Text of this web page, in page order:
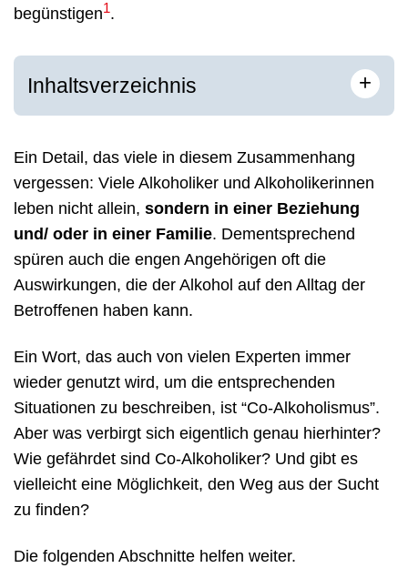
begünstigen1.
Inhaltsverzeichnis +
Ein Detail, das viele in diesem Zusammenhang
vergessen: Viele Alkoholiker und Alkoholikerinnen
leben nicht allein, sondern in einer Beziehung
und/ oder in einer Familie. Dementsprechend
spüren auch die engen Angehörigen oft die
Auswirkungen, die der Alkohol auf den Alltag der
Betroffenen haben kann.
Ein Wort, das auch von vielen Experten immer
wieder genutzt wird, um die entsprechenden
Situationen zu beschreiben, ist “Co-Alkoholismus”.
Aber was verbirgt sich eigentlich genau hierhinter?
Wie gefährdet sind Co-Alkoholiker? Und gibt es
vielleicht eine Möglichkeit, den Weg aus der Sucht
zu finden?
Die folgenden Abschnitte helfen weiter.